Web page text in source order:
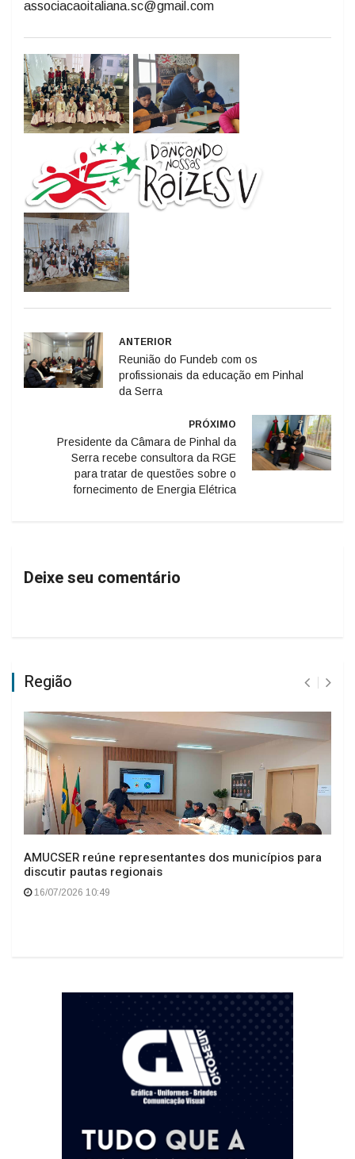
associacaoitaliana.sc@gmail.com
ANTERIOR
Reunião do Fundeb com os
profissionais da educação em Pinhal
da Serra
PRÓXIMO
Presidente da Câmara de Pinhal da
Serra recebe consultora da RGE
para tratar de questões sobre o
fornecimento de Energia Elétrica
Deixe seu comentário
Região
AMUCSER reúne representantes dos municípios para
discutir pautas regionais
16/07/2026 10:49